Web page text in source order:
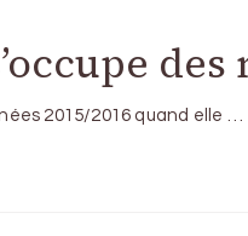
2015/2016 quand elle …